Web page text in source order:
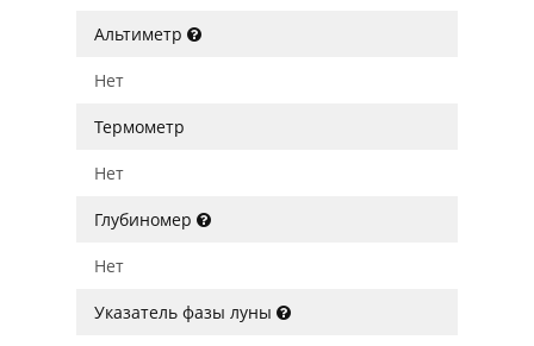
Альтиметр
Нет
Термометр
Нет
Глубиномер
Нет
Указатель фазы луны